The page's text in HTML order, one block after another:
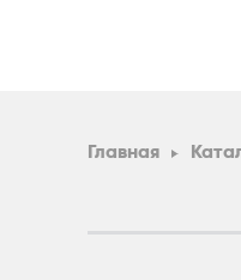
Главная